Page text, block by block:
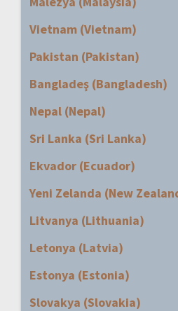
Vietnam (Vietnam)
Pakistan (Pakistan)
Bangladeş (Bangladesh)
Nepal (Nepal)
Sri Lanka (Sri Lanka)
Ekvador (Ecuador)
Yeni Zelanda (New
Litvanya (Lithuania)
Letonya (Latvia)
Estonya (Estonia)
Slovakya (Slovakia)